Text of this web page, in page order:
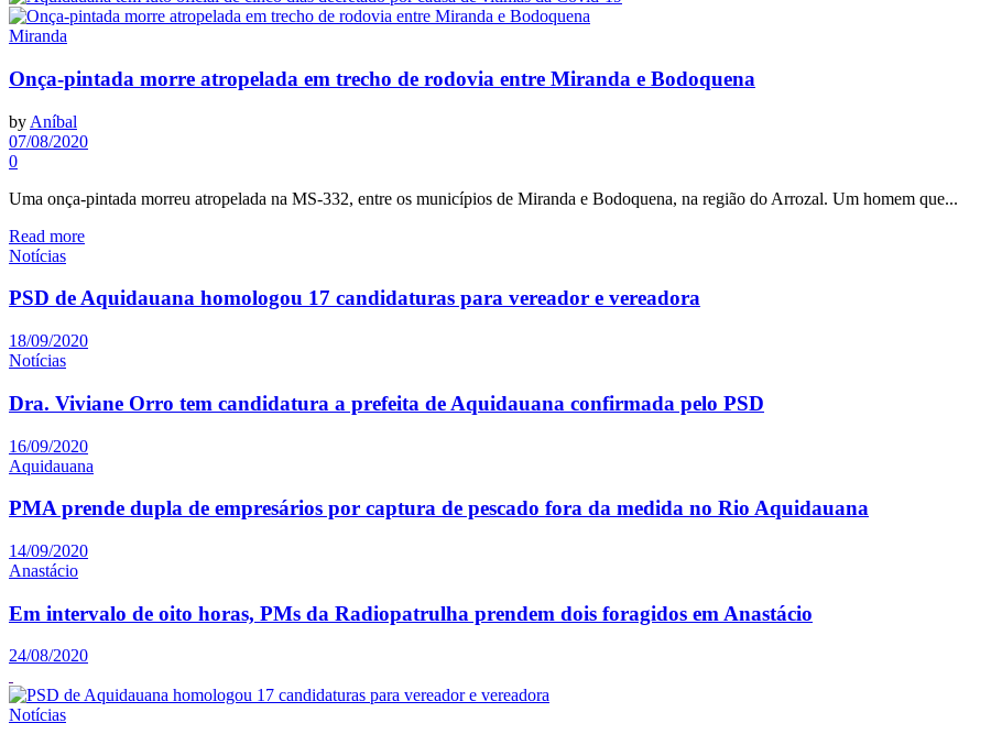
Miranda
Onça-pintada morre atropelada em trecho de rodovia entre Miranda e Bodoquena
by Aníbal
07/08/2020
0
Uma onça-pintada morreu atropelada na MS-332, entre os municípios de Miranda e Bodoquena, na região do Arrozal. Um homem que...
Read more
Notícias
PSD de Aquidauana homologou 17 candidaturas para vereador e vereadora
18/09/2020
Notícias
Dra. Viviane Orro tem candidatura a prefeita de Aquidauana confirmada pelo PSD
16/09/2020
Aquidauana
PMA prende dupla de empresários por captura de pescado fora da medida no Rio Aquidauana
14/09/2020
Anastácio
Em intervalo de oito horas, PMs da Radiopatrulha prendem dois foragidos em Anastácio
24/08/2020
Notícias